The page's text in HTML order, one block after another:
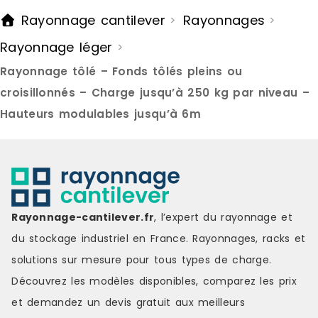
Matériaux : acier et MDF
cm Poids : 11,82 kg Pieds en
caoutchouc antidérapants 5
niveaux de rangement Surface
poudrée résistante à la rouille
Arêtes arrondies pour plus de
sécurité Contenu de la livraison : 1
Rayonnage cantilever > Rayonnages >
Rayonnage léger >
Rayonnage tôlé – Fonds tôlés pleins ou
croisillonnés – Charge jusqu’à 250 kg par niveau –
Hauteurs modulables jusqu’à 6m
Rayonnage-cantilever.fr, l’expert du rayonnage et
du stockage industriel en France. Rayonnages, racks et
solutions sur mesure pour tous types de charge.
Découvrez les modèles disponibles, comparez les prix
et demandez un devis gratuit aux meilleurs